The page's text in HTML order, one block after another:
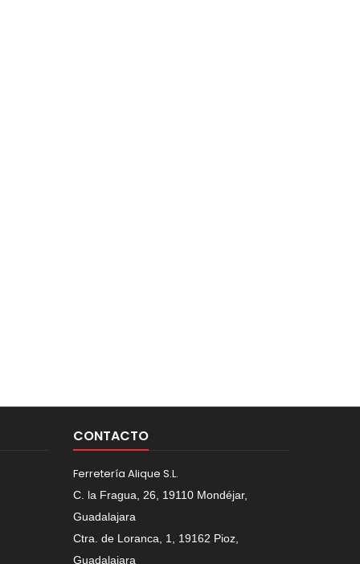
CONTACTO
Ferretería Alique S.L.
C. la Fragua, 26, 19110 Mondéjar,
Guadalajara
Ctra. de Loranca, 1, 19162 Pioz,
Guadalajara